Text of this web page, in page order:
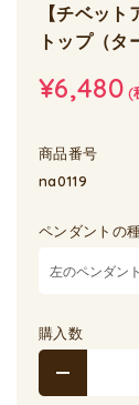
【チベッ
トップ（タ
¥6,480(
商品番号
na0119
ペンダントの
購入数